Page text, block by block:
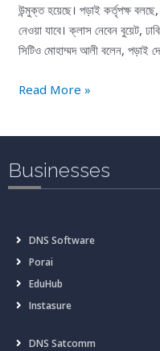
উন্মুক্ত হয়েছে। পড়াই কর্তৃপক্ষ
নেওয়া যাবে। ক্লাস নেবেন বুয়েট,
সিটিও মোহাম্মদ আলী বলেন, পড়াই
Read More »
Businesses
DNS Software
Porai
EduHub
Instasure
DNS Satcomm